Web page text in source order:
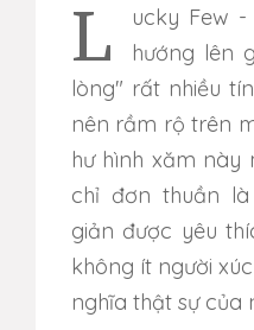
Lucky Few - Hình xăm 3 mũi tên
hướng lên
lòng" rất nhiều
nên rầm rộ trên
hư hình xăm này
chỉ đơn thuần
giản được yêu
không ít người
nghĩa thật sự của